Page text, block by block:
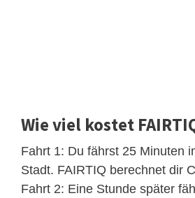
Wie viel kostet
Fahrt 1: Du fährst 25 Minuten
Stadt. FAIRTIQ berechnet dir
Fahrt 2: Eine Stunde später